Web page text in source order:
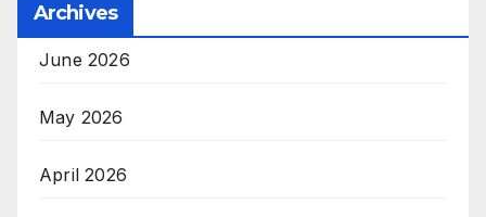
Archives
June 2026
May 2026
April 2026